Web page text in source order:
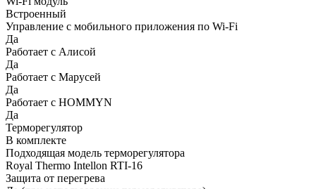
Встроенный
Управление c мобильного приложения по Wi-Fi
Да
Работает с Алисой
Да
Работает с Марусей
Да
Работает с HOMMYN
Да
Терморегулятор
В комплекте
Подходящая модель терморегулятора
Royal Thermo Intellon RTI-16
Защита от перегрева